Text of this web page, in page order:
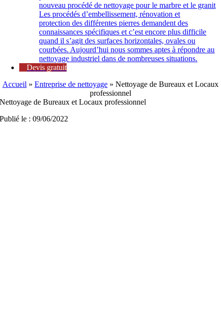
nouveau procédé de nettoyage pour le marbre et le granit
Les procédés d’embellissement, rénovation et
protection des différentes pierres demandent des
connaissances spécifiques et c’est encore plus difficile
quand il s’agit des surfaces horizontales, ovales ou
courbées. Aujourd’hui nous sommes aptes à répondre au
nettoyage industriel dans de nombreuses situations.
Devis gratuit
Accueil » Entreprise de nettoyage » Nettoyage de Bureaux et Locaux
professionnel
Nettoyage de Bureaux et Locaux professionnel
Publié le : 09/06/2022